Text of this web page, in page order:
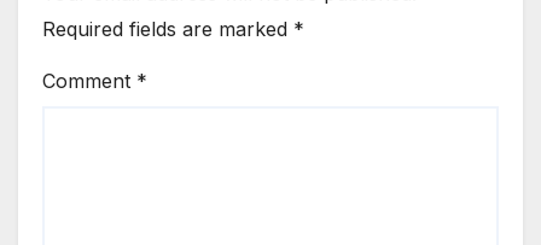
Required fields are marked *
Comment *